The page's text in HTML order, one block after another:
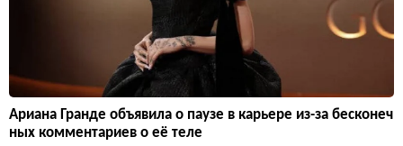
Ариана Гранде объявила о паузе в карьере из-за бесконеч
ных комментариев о её теле